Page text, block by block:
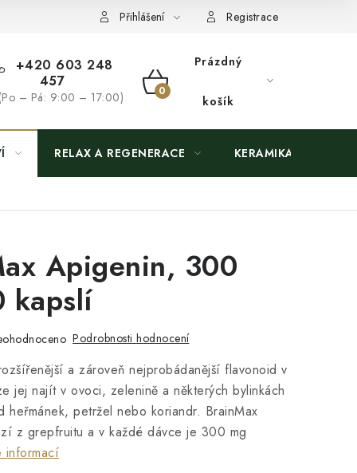
Přihlášení Registrace
+420 603 248
457
– Pá: 9:00 – 17:00)
NÁKUPNÍ
Prázdný
košík
RELAX A REGENERACE KERAMIKA
Apigenin, 300
kapslí
Podrobnosti hodnocení
a zároveň nejprobádanější flavonoid v
jej najít v ovoci, zelenině a některých bylinkách
heřmánek, petržel nebo koriandr. BrainMax
z grepfruitu a v každé dávce je 300 mg
informací